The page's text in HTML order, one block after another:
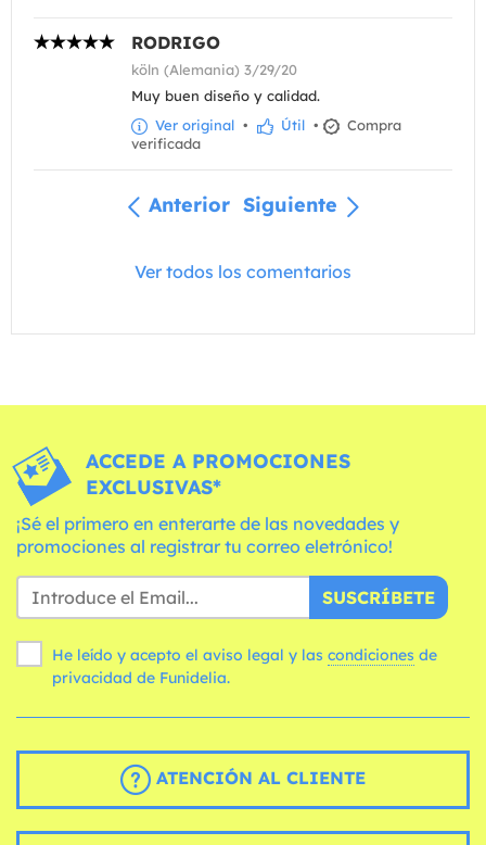
RODRIGO
köln (Alemania) 3/29/20
Muy buen diseño y calidad.
Ver original • Útil •
Compra
verificada
Anterior Siguiente
Ver todos los comentarios
ACCEDE A PROMOCIONES
EXCLUSIVAS*
¡Sé el primero en enterarte de las novedades y
promociones al registrar tu correo eletrónico!
SUSCRÍBETE
He leído y acepto el aviso legal y las condiciones
privacidad de Funidelia.
ATENCIÓN AL CLIENTE